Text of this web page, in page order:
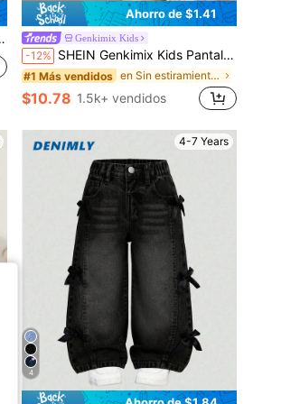
Ahorro de $1.41
Genkimix Kids
-12% SHEIN Genkimix Kids Pantalones cargo de mezclilla azul claro para niños pequeños, para el regreso a la escuela, invierno y día de la carrera, con cintura elástica, cordón, pierna recta holgada y bolsillos grandes
#1 Más vendidos en Sin estiramiento Vaqueros para niños pequeños
$10.78 1.5k+ vendidos
4-7 Years
4